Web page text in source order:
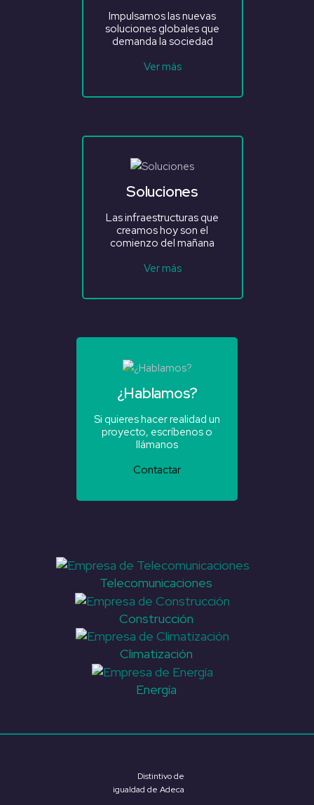
Impulsamos las nuevas
soluciones globales que
demanda la sociedad
Ver más
Soluciones
Las infraestructuras que
creamos hoy son el
comienzo del mañana
Ver más
¿Hablamos?
Si quieres hacer realidad un
proyecto, escríbenos o
llámanos
Contactar
Telecomunicaciones
Construcción
Climatización
Energía
Distintivo de
igualdad de Adeca